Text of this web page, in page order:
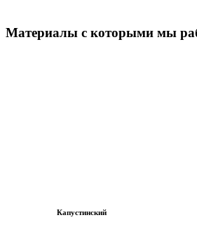
Материалы с которыми мы
Капустинский